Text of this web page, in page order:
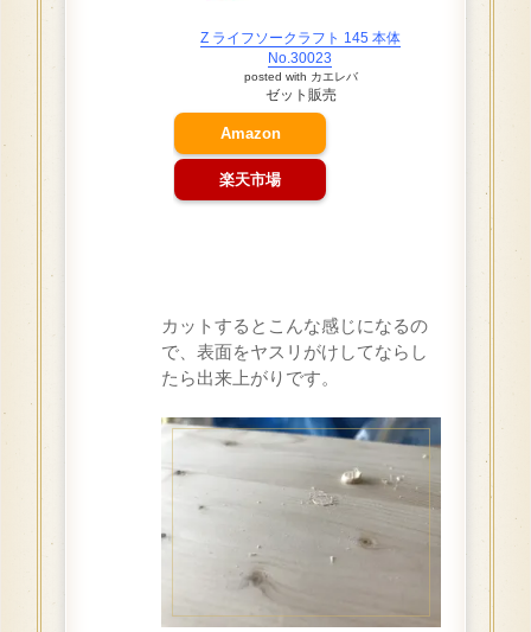
Z ライフソークラフト 145 本体
No.30023
posted with カエレバ
ゼット販売
Amazon
楽天市場
カットするとこんな感じになるの
で、表面をヤスリがけしてならし
たら出来上がりです。